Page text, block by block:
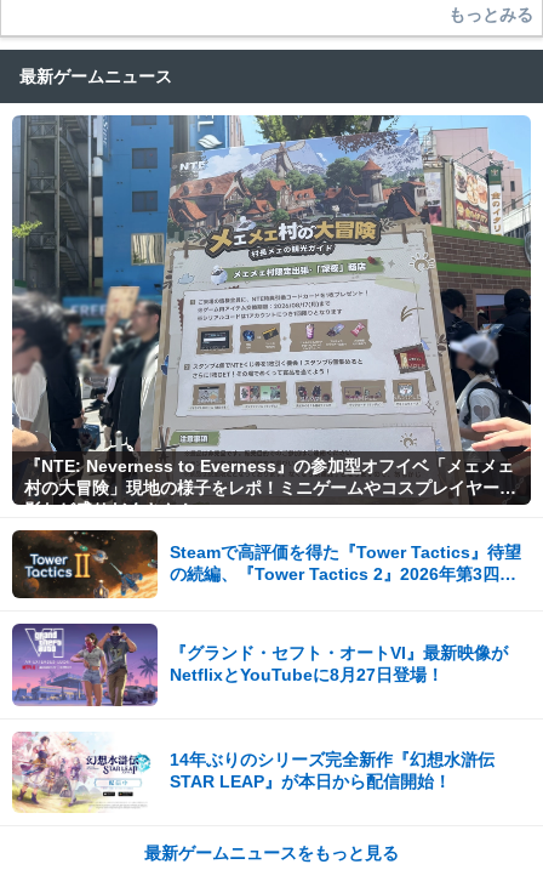
もっとみる
最新ゲームニュース
『NTE: Neverness to Everness』の参加型オフイベ「メェメェ
村の大冒険」現地の様子をレポ！ミニゲームやコスプレイヤー撮
影など盛りだくさん！
Steamで高評価を得た『Tower Tactics』待望
の続編、『Tower Tactics 2』2026年第3四半
『グランド・セフト・オートVI』最新映像が
NetflixとYouTubeに8月27日登場！
14年ぶりのシリーズ完全新作『幻想水滸伝
STAR LEAP』が本日から配信開始！
最新ゲームニュースをもっと見る